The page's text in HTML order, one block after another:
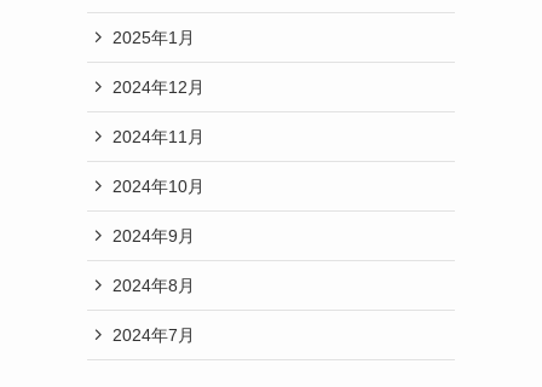
2025年1月
2024年12月
2024年11月
2024年10月
2024年9月
2024年8月
2024年7月